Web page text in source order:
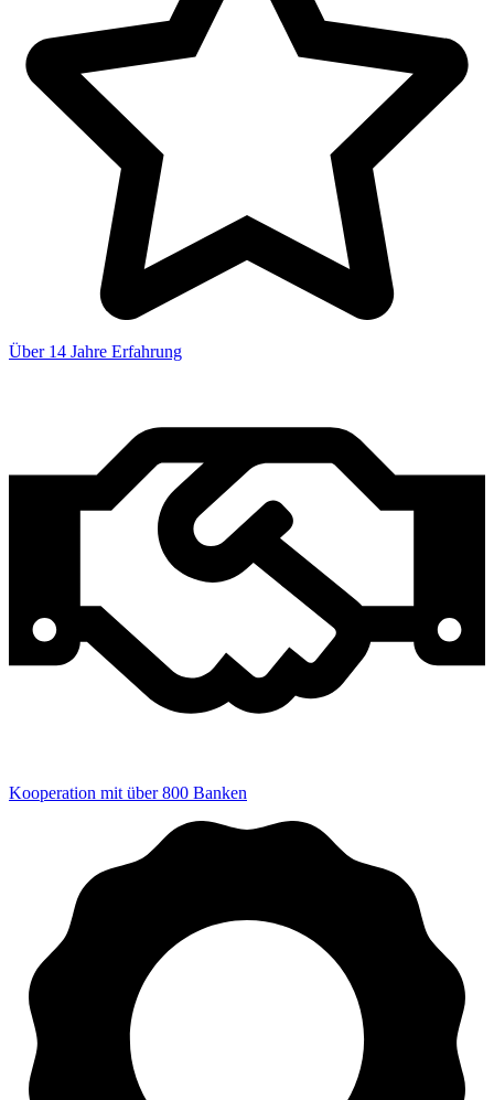
Über 14 Jahre Erfahrung
Kooperation mit über 800 Banken